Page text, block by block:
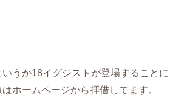
うか18イグジストが登場することに
ホームページから拝借してます。